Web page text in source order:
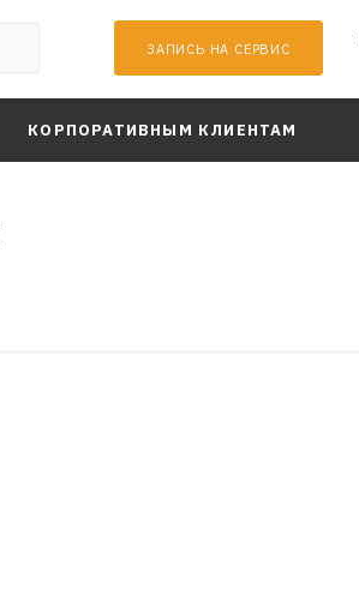
ЗАПИСЬ НА СЕРВИС
КОРПОРАТИВНЫМ КЛИЕНТАМ